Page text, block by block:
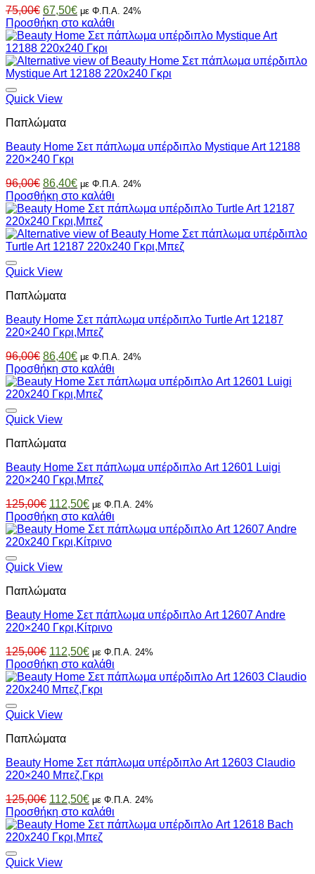
75,00€ Original
price
was:
75,00€.
67,50€Η
τρέχουσα
τιμή
είναι:
67,50€.
με Φ.Π.Α. 24%
Προσθήκη στο καλάθι
Quick View
Παπλώματα
Beauty Home Σετ πάπλωμα υπέρδιπλο Mystique Art 12188
220×240 Γκρι
96,00€ Original
price
was:
96,00€.
86,40€Η
τρέχουσα
τιμή
είναι:
86,40€.
με Φ.Π.Α. 24%
Προσθήκη στο καλάθι
Quick View
Παπλώματα
Beauty Home Σετ πάπλωμα υπέρδιπλο Turtle Art 12187
220×240 Γκρι,Μπεζ
96,00€ Original
price
was:
96,00€.
86,40€Η
τρέχουσα
τιμή
είναι:
με Φ.Π.Α. 24%
Προσθήκη στο καλάθι
Quick View
Παπλώματα
Beauty Home Σετ πάπλωμα υπέρδιπλο Art 12601 Luigi
220×240 Γκρι,Μπεζ
125,00€ Original
price
was:
125,00€.
112,50€Η
τρέχουσα
τιμή
είναι:
με Φ.Π.Α. 24%
Προσθήκη στο καλάθι
Quick View
Παπλώματα
Beauty Home Σετ πάπλωμα υπέρδιπλο Art 12607 Andre
220×240 Γκρι,Κίτρινο
125,00€ Original
price
was:
125,00€.
112,50€Η
τρέχουσα
τιμή
είναι:
με Φ.Π.Α. 24%
Προσθήκη στο καλάθι
Quick View
Παπλώματα
Beauty Home Σετ πάπλωμα υπέρδιπλο Art 12603 Claudio
220×240 Μπεζ,Γκρι
125,00€ Original
price
was:
125,00€.
112,50€Η
τρέχουσα
τιμή
είναι:
με Φ.Π.Α. 24%
Προσθήκη στο καλάθι
Quick View